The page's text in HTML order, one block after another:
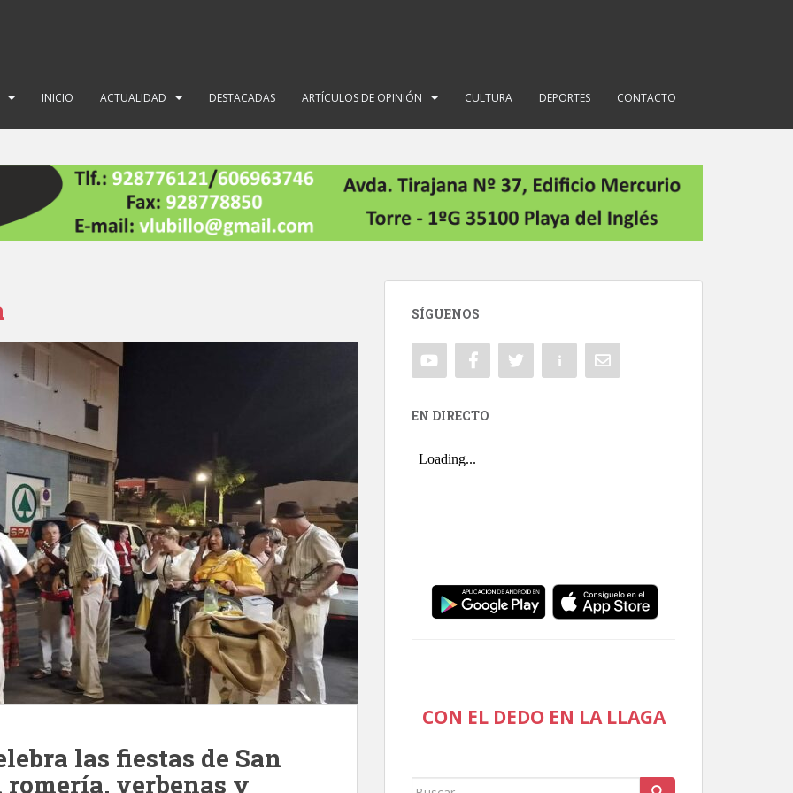
INICIO ACTUALIDAD DESTACADAS ARTÍCULOS DE OPINIÓN CULTURA DEPORTES CONTACTO
las fiestas de San
verbenas y
SÍGUENOS
EN DIRECTO
CON EL DEDO EN LA LLAGA
Buscar: